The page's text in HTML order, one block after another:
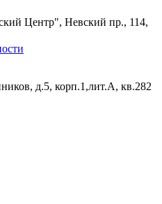
Центр", Невский пр., 114,
д.5, корп.1,лит.А, кв.282